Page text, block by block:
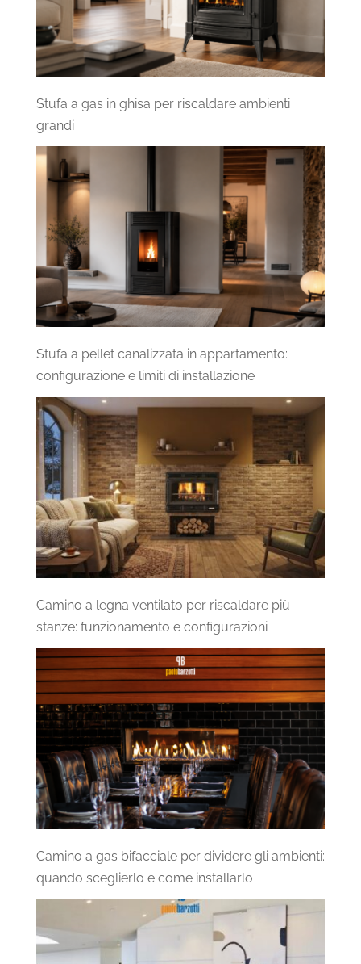
Stufa a gas in ghisa per riscaldare ambienti
grandi
Stufa a pellet canalizzata in appartamento:
configurazione e limiti di installazione
Camino a legna ventilato per riscaldare più
stanze: funzionamento e configurazioni
Camino a gas bifacciale per dividere gli ambienti:
quando sceglierlo e come installarlo